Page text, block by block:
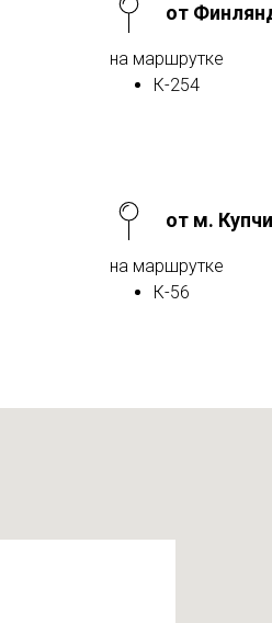
от
на маршрутке
К-254
от м.
на маршрутке
К-56